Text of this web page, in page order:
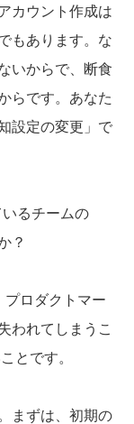
カウント作成は
もあります。な
いからで、断食
らです。あなた
設定の変更」で
るチームの
？
プロダクトマー
われてしまうこ
とです。
まずは、初期の